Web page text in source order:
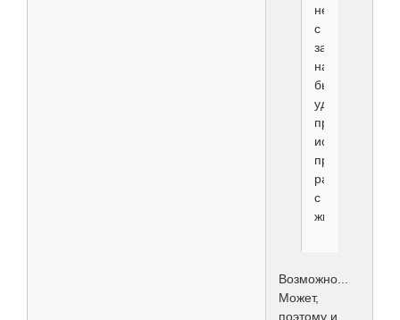
не
с
занятий
надо
было
удалять,а
просто
исключать..как
работы
с
животными.
Возможно...
Может,
поэтому и